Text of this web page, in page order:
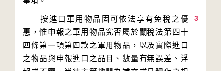
3
按進口軍用物品固可依法享有免稅之優
惠，惟申報之軍用物品究否屬於關稅法第四十
四條第一項第四款之軍用物品，以及實際進口
之物品與申報進口之品目、數量有無誤差、浮